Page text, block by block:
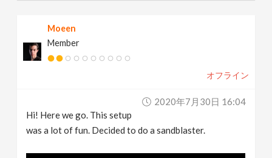
Moeen
Member
オフライン
2020年7月30日 16:04
Hi! Here we go. This setup
was a lot of fun. Decided to do a sandblaster.